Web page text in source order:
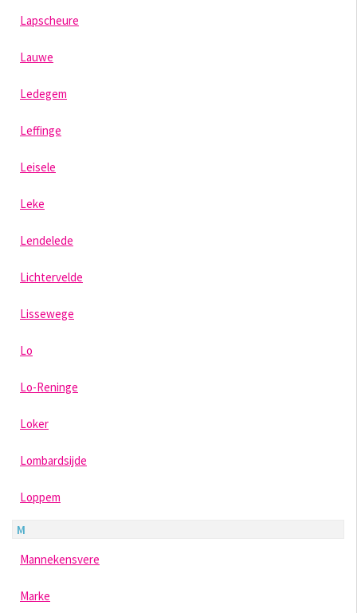
Lapscheure
Lauwe
Ledegem
Leffinge
Leisele
Leke
Lendelede
Lichtervelde
Lissewege
Lo
Lo-Reninge
Loker
Lombardsijde
Loppem
M
Mannekensvere
Marke